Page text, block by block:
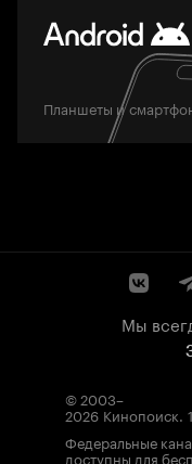
Планшеты и
Мы
© 2003–
2026 Кинопоиск
Федеральные
доступны для